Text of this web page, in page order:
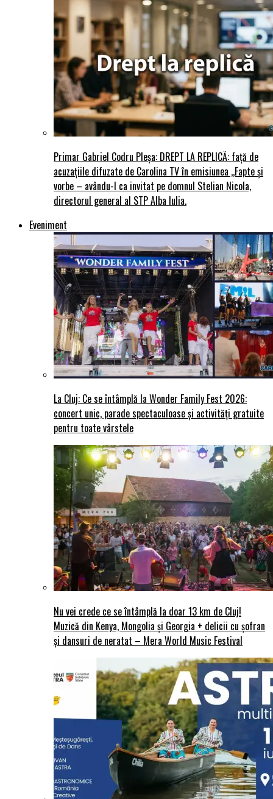
Primar Gabriel Codru Pleșa: DREPT LA REPLICĂ: față de
acuzațiile difuzate de Carolina TV în emisiunea ,,Fapte și
vorbe – avându-l ca invitat pe domnul Stelian Nicola,
directorul general al STP Alba Iulia.
Eveniment
La Cluj: Ce se întâmplă la Wonder Family Fest 2026:
concert unic, parade spectaculoase și activități gratuite
pentru toate vârstele
Nu vei crede ce se întâmplă la doar 13 km de Cluj!
Muzică din Kenya, Mongolia și Georgia + delicii cu șofran
și dansuri de neratat – Mera World Music Festival